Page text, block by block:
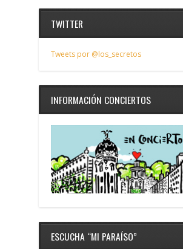
TWITTER
Tweets por @los_secretos
INFORMACIÓN CONCIERTOS
ESCUCHA “MI PARAÍSO”